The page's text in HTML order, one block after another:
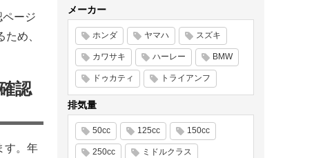
ージ
め、
認
す。年
メーカー
ホンダ ヤマハ スズキ
カワサキ ハーレー BMW
ドゥカティ トライアンフ
排気量
50cc 125cc 150cc
250cc ミドルクラス